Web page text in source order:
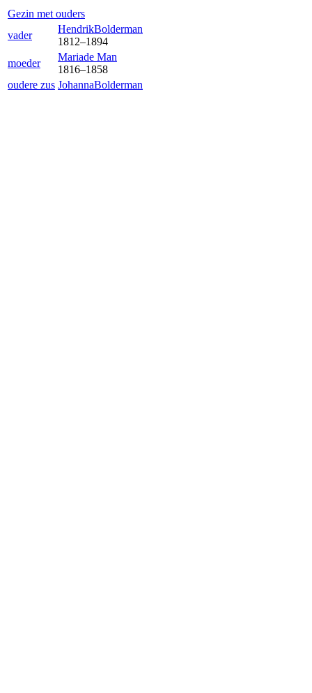
Gezin met ouders
vader
HendrikBolderman
1812–1894
moeder
Mariade Man
1816–1858
oudere zus JohannaBolderman